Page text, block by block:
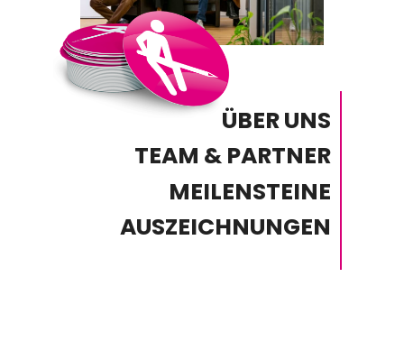
ÜBER UNS
TEAM & PARTNER
MEILENSTEINE
AUSZEICHNUNGEN